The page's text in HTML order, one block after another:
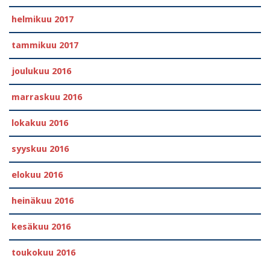
helmikuu 2017
tammikuu 2017
joulukuu 2016
marraskuu 2016
lokakuu 2016
syyskuu 2016
elokuu 2016
heinäkuu 2016
kesäkuu 2016
toukokuu 2016